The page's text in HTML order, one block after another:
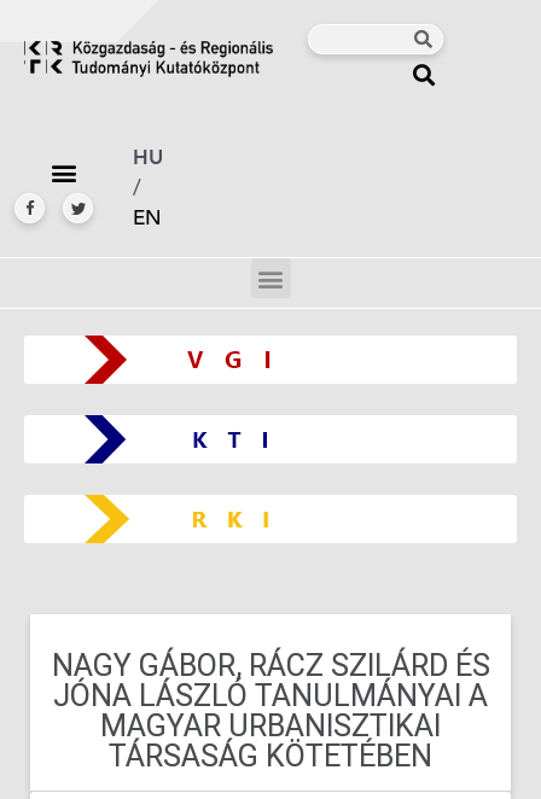
HU
/
EN
NAGY GÁBOR, RÁCZ SZILÁRD ÉS
JÓNA LÁSZLÓ TANULMÁNYAI A
MAGYAR URBANISZTIKAI
TÁRSASÁG KÖTETÉBEN